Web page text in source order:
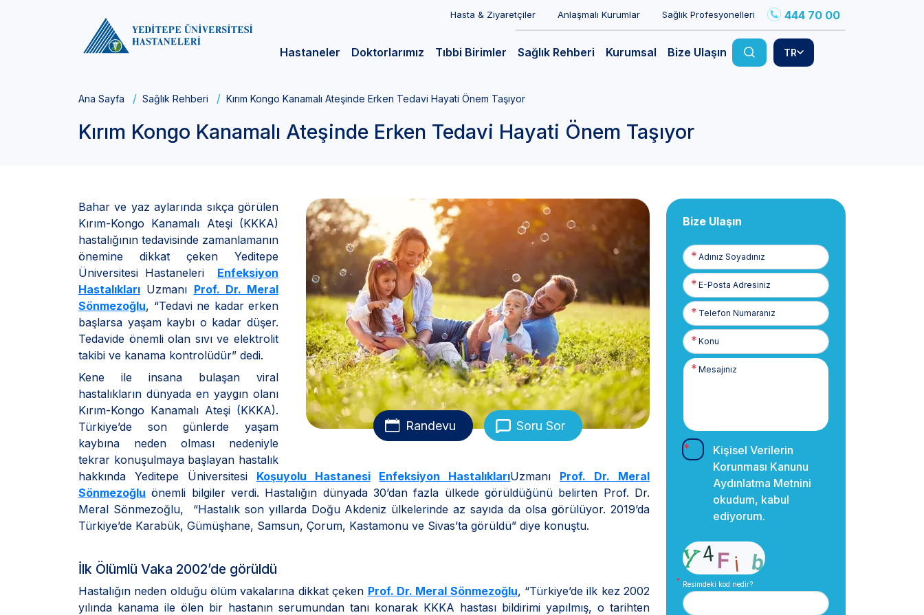
Hasta & Ziyaretçiler Anlaşmalı Kurumlar Sağlık Profesyonelleri 444 70 00
Hastaneler Doktorlarımız Tıbbi Birimler Sağlık Rehberi Kurumsal Bize Ulaşın TR
Ana Sayfa Sağlık Rehberi Kırım Kongo Kanamalı Ateşinde Erken Tedavi Hayati Önem Taşıyor
Kırım Kongo Kanamalı Ateşinde Erken Tedavi Hayati Önem Taşıyor
Randevu Soru Sor
Bahar ve yaz aylarında sıkça görülen
Kırım-Kongo Kanamalı Ateşi (KKKA)
hastalığının tedavisinde zamanlamanın
önemine dikkat çeken Yeditepe
Üniversitesi Hastaneleri Enfeksiyon
Hastalıkları Uzmanı Prof. Dr. Meral
Sönmezoğlu, “Tedavi ne kadar erken
başlarsa yaşam kaybı o kadar düşer.
Tedavide önemli olan sıvı ve elektrolit
takibi ve kanama kontrolüdür” dedi.
Kene ile insana bulaşan viral
hastalıkların dünyada en yaygın olanı
Kırım-Kongo Kanamalı Ateşi (KKKA).
Türkiye’de son günlerde yaşam
kaybına neden olması nedeniyle
tekrar konuşulmaya başlayan hastalık
hakkında Yeditepe Üniversitesi Koşuyolu Hastanesi Enfeksiyon HastalıklarıUzmanı Prof. Dr. Meral
Sönmezoğlu önemli bilgiler verdi. Hastalığın dünyada 30’dan fazla ülkede görüldüğünü belirten Prof. Dr.
Meral Sönmezoğlu, “Hastalık son yıllarda Doğu Akdeniz ülkelerinde az sayıda da olsa görülüyor. 2019’da
Türkiye’de Karabük, Gümüşhane, Samsun, Çorum, Kastamonu ve Sivas’ta görüldü” diye konuştu.
İlk Ölümlü Vaka 2002’de görüldü
Hastalığın neden olduğu ölüm vakalarına dikkat çeken Prof. Dr. Meral Sönmezoğlu, “Türkiye’de ilk kez 2002
yılında kanama ile ölen bir hastanın serumundan tanı konarak KKKA hastası bildirimi yapılmış, o tarihten
Bize Ulaşın
Adınız
Soyadınız
E-
Posta
Telefon
Numaranız
Kişisel Verilerin
Korunması Kanunu
Aydınlatma Metnini
okudum, kabul
ediyorum.
Resimdeki kod nedir?